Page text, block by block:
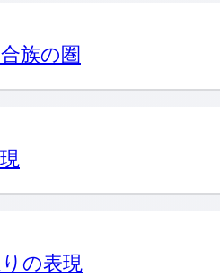
族の圏
の表現